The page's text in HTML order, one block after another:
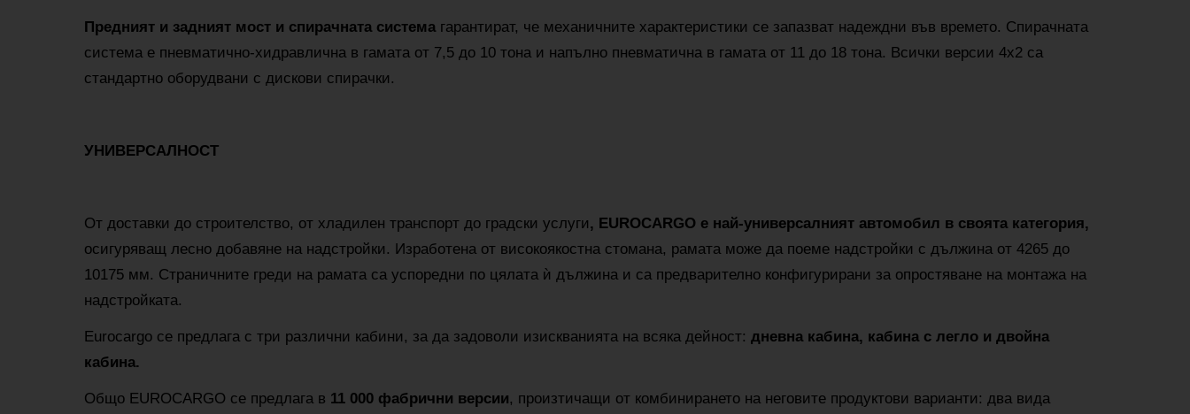
Предният и задният мост и спирачната системагарантират, че механичните характеристики се запазват надеждни във времето. Спирачната
система е пневматично-хидравлична в гамата от 7,5 до 10 тона и напълно пневматична в гамата от 11 до 18 тона. Всички версии 4x2 са
стандартно оборудвани с дискови спирачки.
УНИВЕРСАЛНОСТ
От доставки до строителство, от хладилен транспорт до градски услуги, EUROCARGO е най-универсалният автомобил в своята категория,
осигуряващ лесно добавяне на надстройки. Изработена от високоякостна стомана, рамата може да поеме надстройки с дължина от 4265 до
10175 мм. Страничните греди на рамата са успоредни по цялата ѝ дължина и са предварително конфигурирани за опростяване на монтажа на
надстройката.
Eurocargo се предлага с три различни кабини, за да задоволи изискванията на всяка дейност: дневна кабина, кабина с легло и двойна
кабина.
Общо EUROCARGO се предлага в 11 000 фабрични версии, произтичащи от комбинирането на неговите продуктови варианти: два вида